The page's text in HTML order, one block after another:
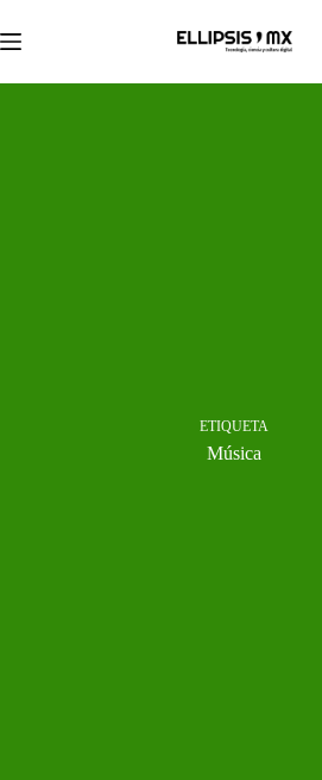
al
contenido
ETIQUETA
Música